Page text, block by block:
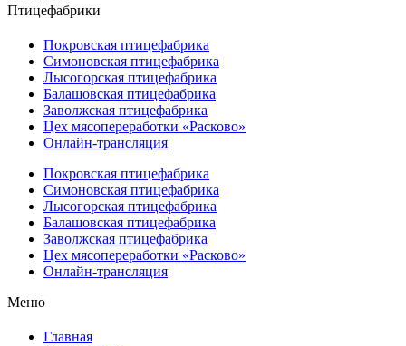
Птицефабрики
Покровская птицефабрика
Симоновская птицефабрика
Лысогорская птицефабрика
Балашовская птицефабрика
Заволжская птицефабрика
Цех мясопереработки «Расково»
Онлайн-трансляция
Покровская птицефабрика
Симоновская птицефабрика
Лысогорская птицефабрика
Балашовская птицефабрика
Заволжская птицефабрика
Цех мясопереработки «Расково»
Онлайн-трансляция
Меню
Главная